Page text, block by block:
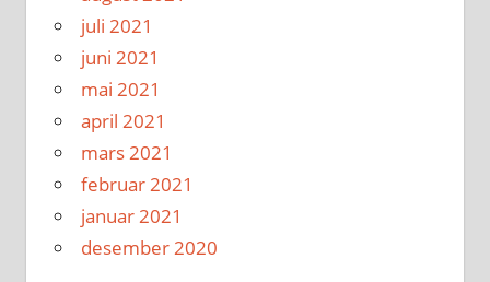
juli 2021
juni 2021
mai 2021
april 2021
mars 2021
februar 2021
januar 2021
desember 2020